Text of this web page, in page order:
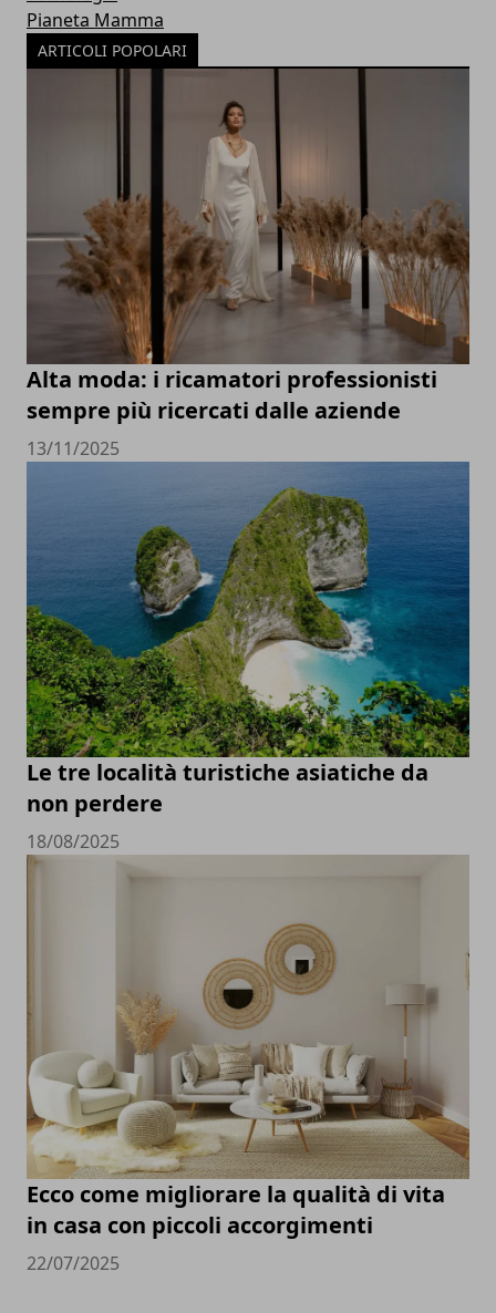
Pianeta Mamma
ARTICOLI POPOLARI
Alta moda: i ricamatori professionisti
sempre più ricercati dalle aziende
13/11/2025
Le tre località turistiche asiatiche da
non perdere
18/08/2025
Ecco come migliorare la qualità di vita
in casa con piccoli accorgimenti
22/07/2025